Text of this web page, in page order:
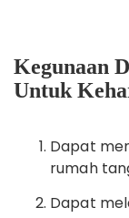
Kegunaan
Untuk
Dapat
rumah
Dapat